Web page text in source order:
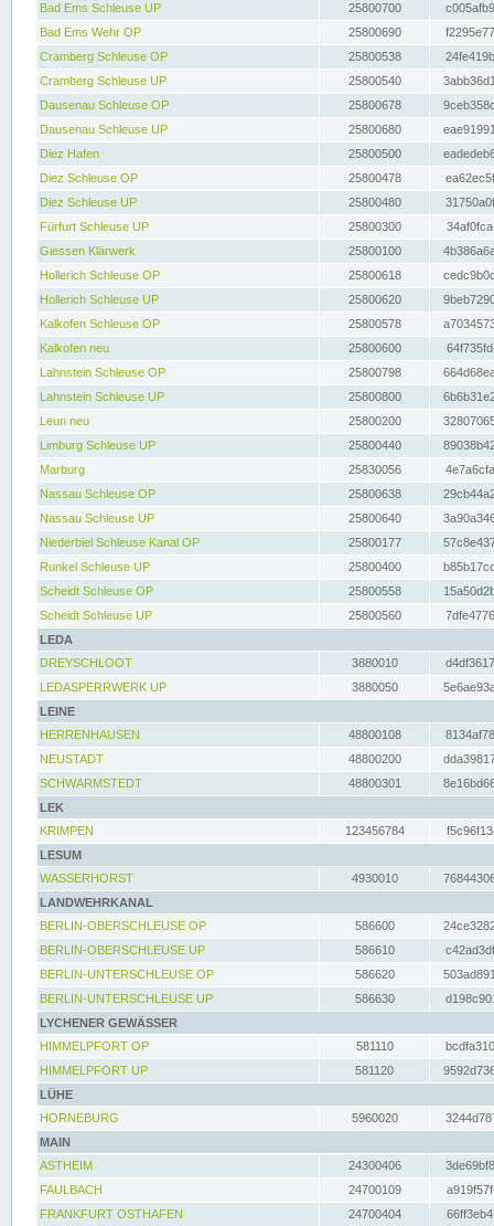
Bad Ems Schleuse UP
25800700
Bad Ems Wehr OP
25800690
Cramberg Schleuse OP
25800538
Cramberg Schleuse UP
25800540
Dausenau Schleuse OP
25800678
Dausenau Schleuse UP
25800680
Diez Hafen
25800500
Diez Schleuse OP
25800478
Diez Schleuse UP
25800480
Fürfurt Schleuse UP
25800300
Giessen Klärwerk
25800100
Hollerich Schleuse OP
25800618
Hollerich Schleuse UP
25800620
Kalkofen Schleuse OP
25800578
Kalkofen neu
25800600
Lahnstein Schleuse OP
25800798
Lahnstein Schleuse UP
25800800
Leun neu
25800200
Limburg Schleuse UP
25800440
Marburg
25830056
Nassau Schleuse OP
25800638
Nassau Schleuse UP
25800640
Niederbiel Schleuse Kanal OP
25800177
Runkel Schleuse UP
25800400
Scheidt Schleuse OP
25800558
Scheidt Schleuse UP
25800560
LEDA
DREYSCHLOOT
3880010
LEDASPERRWERK UP
3880050
LEINE
HERRENHAUSEN
48800108
NEUSTADT
48800200
SCHWARMSTEDT
48800301
LEK
KRIMPEN
123456784
LESUM
WASSERHORST
4930010
LANDWEHRKANAL
BERLIN-OBERSCHLEUSE OP
586600
BERLIN-OBERSCHLEUSE UP
586610
BERLIN-UNTERSCHLEUSE OP
586620
BERLIN-UNTERSCHLEUSE UP
586630
LYCHENER GEWÄSSER
HIMMELPFORT OP
581110
HIMMELPFORT UP
581120
LÜHE
HORNEBURG
5960020
MAIN
ASTHEIM
24300406
FAULBACH
24700109
FRANKFURT OSTHAFEN
24700404